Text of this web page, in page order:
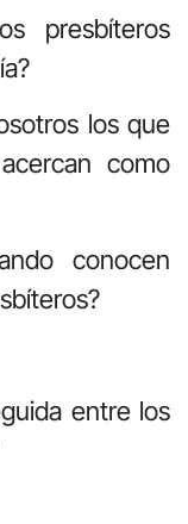
presbíteros
los que
como
conocen
entre los